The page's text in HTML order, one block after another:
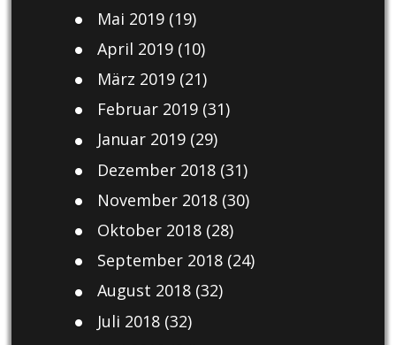
Mai 2019(19)
April 2019(10)
März 2019(21)
Februar 2019(31)
Januar 2019(29)
Dezember 2018(31)
November 2018(30)
Oktober 2018(28)
September 2018(24)
August 2018(32)
Juli 2018(32)